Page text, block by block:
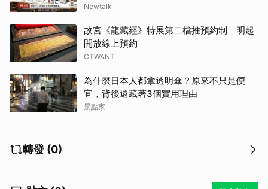
Newtalk
故宮《龍藏經》特展第二檔推預約制 明起
開放線上預約
CTWANT
為什麼日本人都拿透明傘？原來不只是便
宜，背後還藏著3個實用理由
景點家
轉發 (0)